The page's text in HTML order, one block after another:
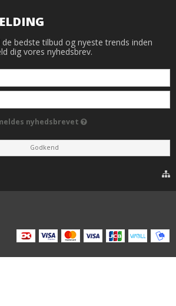
bedste tilbud og nyeste trends inden
dig vores nyhedsbrev.
nyhedsbrevet
Godkend